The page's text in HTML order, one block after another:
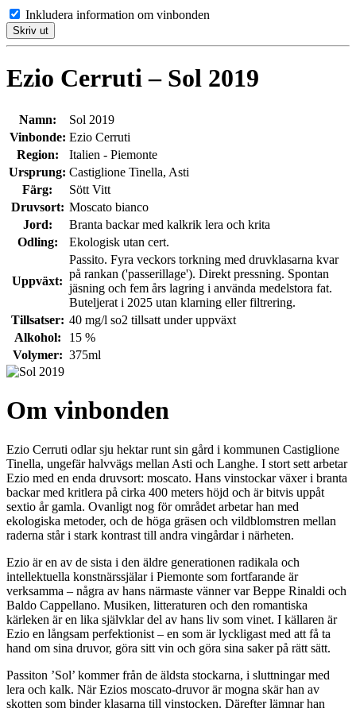
Inkludera information om vinbonden
Skriv ut
Ezio Cerruti – Sol 2019
Namn:
Sol 2019
Vinbonde: Ezio Cerruti
Region:
Italien - Piemonte
Ursprung: Castiglione Tinella, Asti
Färg:
Sött Vitt
Druvsort: Moscato bianco
Jord:
Branta backar med kalkrik lera och krita
Odling:
Ekologisk utan cert.
Uppväxt:
Passito. Fyra veckors torkning med druvklasarna kvar
på rankan ('passerillage'). Direkt pressning. Spontan
jäsning och fem års lagring i använda medelstora fat.
Buteljerat i 2025 utan klarning eller filtrering.
Tillsatser: 40 mg/l so2 tillsatt under uppväxt
Alkohol:
15 %
Volymer: 375ml
Om vinbonden
Ezio Cerruti odlar sju hektar runt sin gård i kommunen Castiglione
Tinella, ungefär halvvägs mellan Asti och Langhe. I stort sett arbetar
Ezio med en enda druvsort: moscato. Hans vinstockar växer i branta
backar med kritlera på cirka 400 meters höjd och är bitvis uppåt
sextio år gamla. Ovanligt nog för området arbetar han med
ekologiska metoder, och de höga gräsen och vildblomstren mellan
raderna står i stark kontrast till andra vingårdar i närheten.
Ezio är en av de sista i den äldre generationen radikala och
intellektuella konstnärssjälar i Piemonte som fortfarande är
verksamma – några av hans närmaste vänner var Beppe Rinaldi och
Baldo Cappellano. Musiken, litteraturen och den romantiska
kärleken är en lika självklar del av hans liv som vinet. I källaren är
Ezio en långsam perfektionist – en som är lyckligast med att få ta
hand om sina druvor, göra sitt vin och göra sina saker på rätt sätt.
Passiton ’Sol’ kommer från de äldsta stockarna, i sluttningar med
lera och kalk. När Ezios moscato-druvor är mogna skär han av
skotten som binder klasarna till vinstocken. Därefter lämnar han